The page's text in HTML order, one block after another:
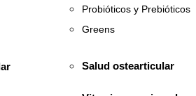
Probióticos y Prebióticos
Greens
Salud ostearticular
cuando el producto llegue a